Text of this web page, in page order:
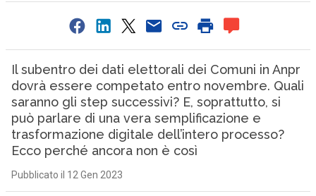
Il subentro dei dati elettorali dei Comuni in Anpr
dovrà essere competato entro novembre. Quali
saranno gli step successivi? E, soprattutto, si
può parlare di una vera semplificazione e
trasformazione digitale dell’intero processo?
Ecco perché ancora non è così
Pubblicato il 12 Gen 2023